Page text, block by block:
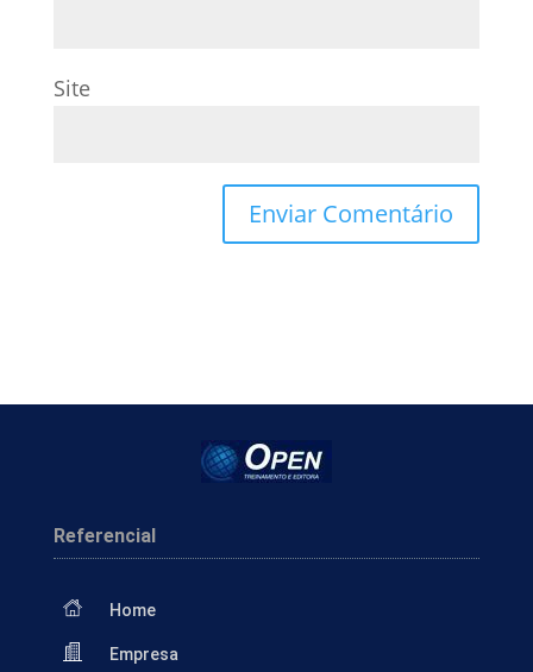
Site
Referencial
Home
Empresa